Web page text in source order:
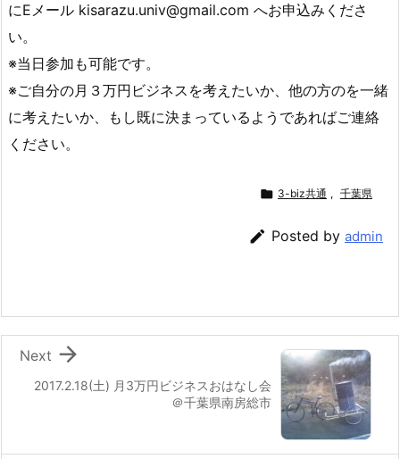
にEメール kisarazu.univ@gmail.com へお申込みくださ
い。
※当日参加も可能です。
※ご自分の月３万円ビジネスを考えたいか、他の方のを一緒
に考えたいか、もし既に決まっているようであればご連絡
ください。
 3-biz共通 , 千葉県
 Posted by admin
2017.2.18(土) 月3万円ビジネスおはなし会
＠千葉県南房総市

Next